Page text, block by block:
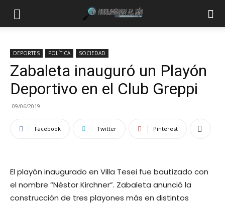
DEPORTES POLÍTICA SOCIEDAD
Zabaleta inauguró un Playón
Deportivo en el Club Greppi
09/06/2019
Facebook Twitter Pinterest
El playón inaugurado en Villa Tesei fue bautizado con
el nombre “Néstor Kirchner”. Zabaleta anunció la
construcción de tres playones más en distintos